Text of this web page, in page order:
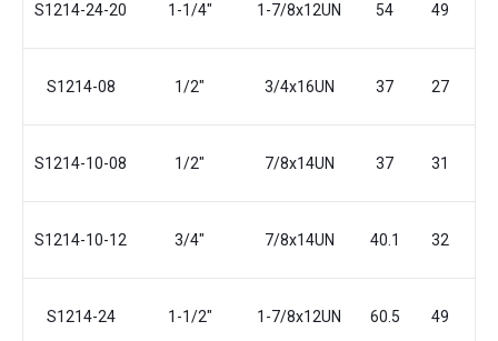
S1214-24-20 1-1/4" 1-7/8x12UN 54 49
S1214-08 1/2" 3/4x16UN 37 27
S1214-10-08 1/2" 7/8x14UN 37 31
S1214-10-12 3/4" 7/8x14UN 40.1 32
S1214-24 1-1/2" 1-7/8x12UN 60.5 49